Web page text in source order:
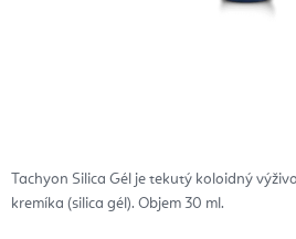
Tachyon Silica Gél je tekutý koloidný
kremíka (silica gél). Objem 30 ml.